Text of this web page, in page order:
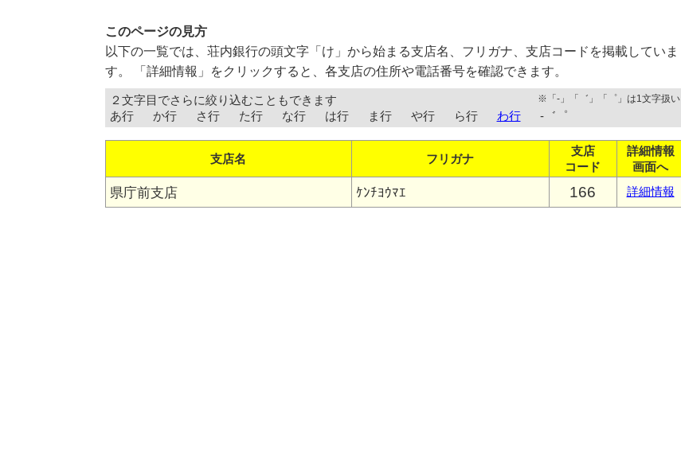
このページの見方
以下の一覧では、荘内銀行の頭文字「け」から始まる支店名、フリガナ、支店コードを掲載していま
す。 「詳細情報」をクリックすると、各支店の住所や電話番号を確認できます。
２文字目でさらに絞り込むこともできます ※「-」「゛」「゜」は1文字扱い
あ行 か行 さ行 た行 な行 は行 ま行 や行 ら行 わ行 -゛゜
支店名 フリガナ
支店
コード
詳細情報
画面へ
県庁前支店 ｹﾝﾁﾖｳﾏｴ 166 詳細情報